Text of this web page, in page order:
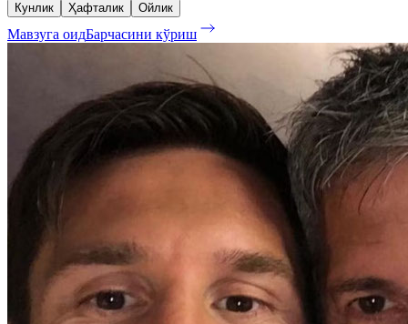
Кунлик Ҳафталик Ойлик
Мавзуга оидБарчасини кўриш